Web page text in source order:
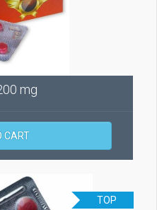
mg
CART
TOP